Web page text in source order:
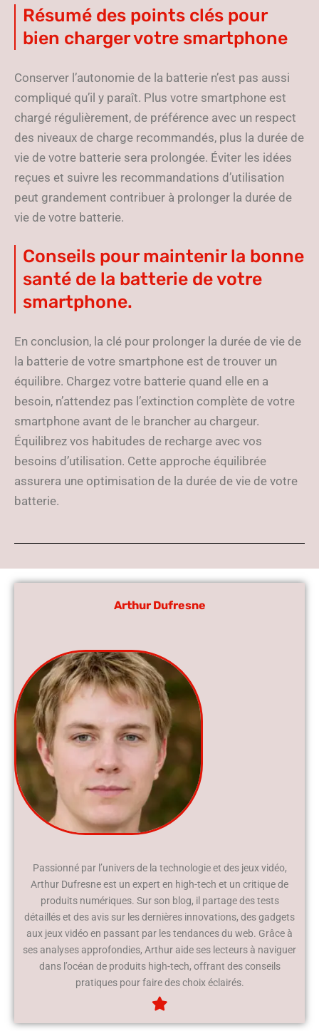
Résumé des points clés pour
bien charger votre smartphone
Conserver l’autonomie de la batterie n’est pas aussi
compliqué qu’il y paraît. Plus votre smartphone est
chargé régulièrement, de préférence avec un respect
des niveaux de charge recommandés, plus la durée de
vie de votre batterie sera prolongée. Éviter les idées
reçues et suivre les recommandations d’utilisation
peut grandement contribuer à prolonger la durée de
vie de votre batterie.
Conseils pour maintenir la bonne
santé de la batterie de votre
smartphone.
En conclusion, la clé pour prolonger la durée de vie de
la batterie de votre smartphone est de trouver un
équilibre. Chargez votre batterie quand elle en a
besoin, n’attendez pas l’extinction complète de votre
smartphone avant de le brancher au chargeur.
Équilibrez vos habitudes de recharge avec vos
besoins d’utilisation. Cette approche équilibrée
assurera une optimisation de la durée de vie de votre
batterie.
Arthur Dufresne
Passionné par l’univers de la technologie et des jeux vidéo,
Arthur Dufresne est un expert en high-tech et un critique de
produits numériques. Sur son blog, il partage des tests
détaillés et des avis sur les dernières innovations, des gadgets
aux jeux vidéo en passant par les tendances du web. Grâce à
ses analyses approfondies, Arthur aide ses lecteurs à naviguer
dans l’océan de produits high-tech, offrant des conseils
pratiques pour faire des choix éclairés.